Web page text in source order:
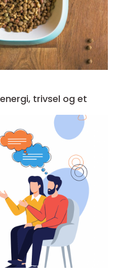
trivsel og et